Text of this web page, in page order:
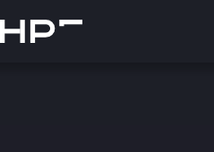
au
contenu